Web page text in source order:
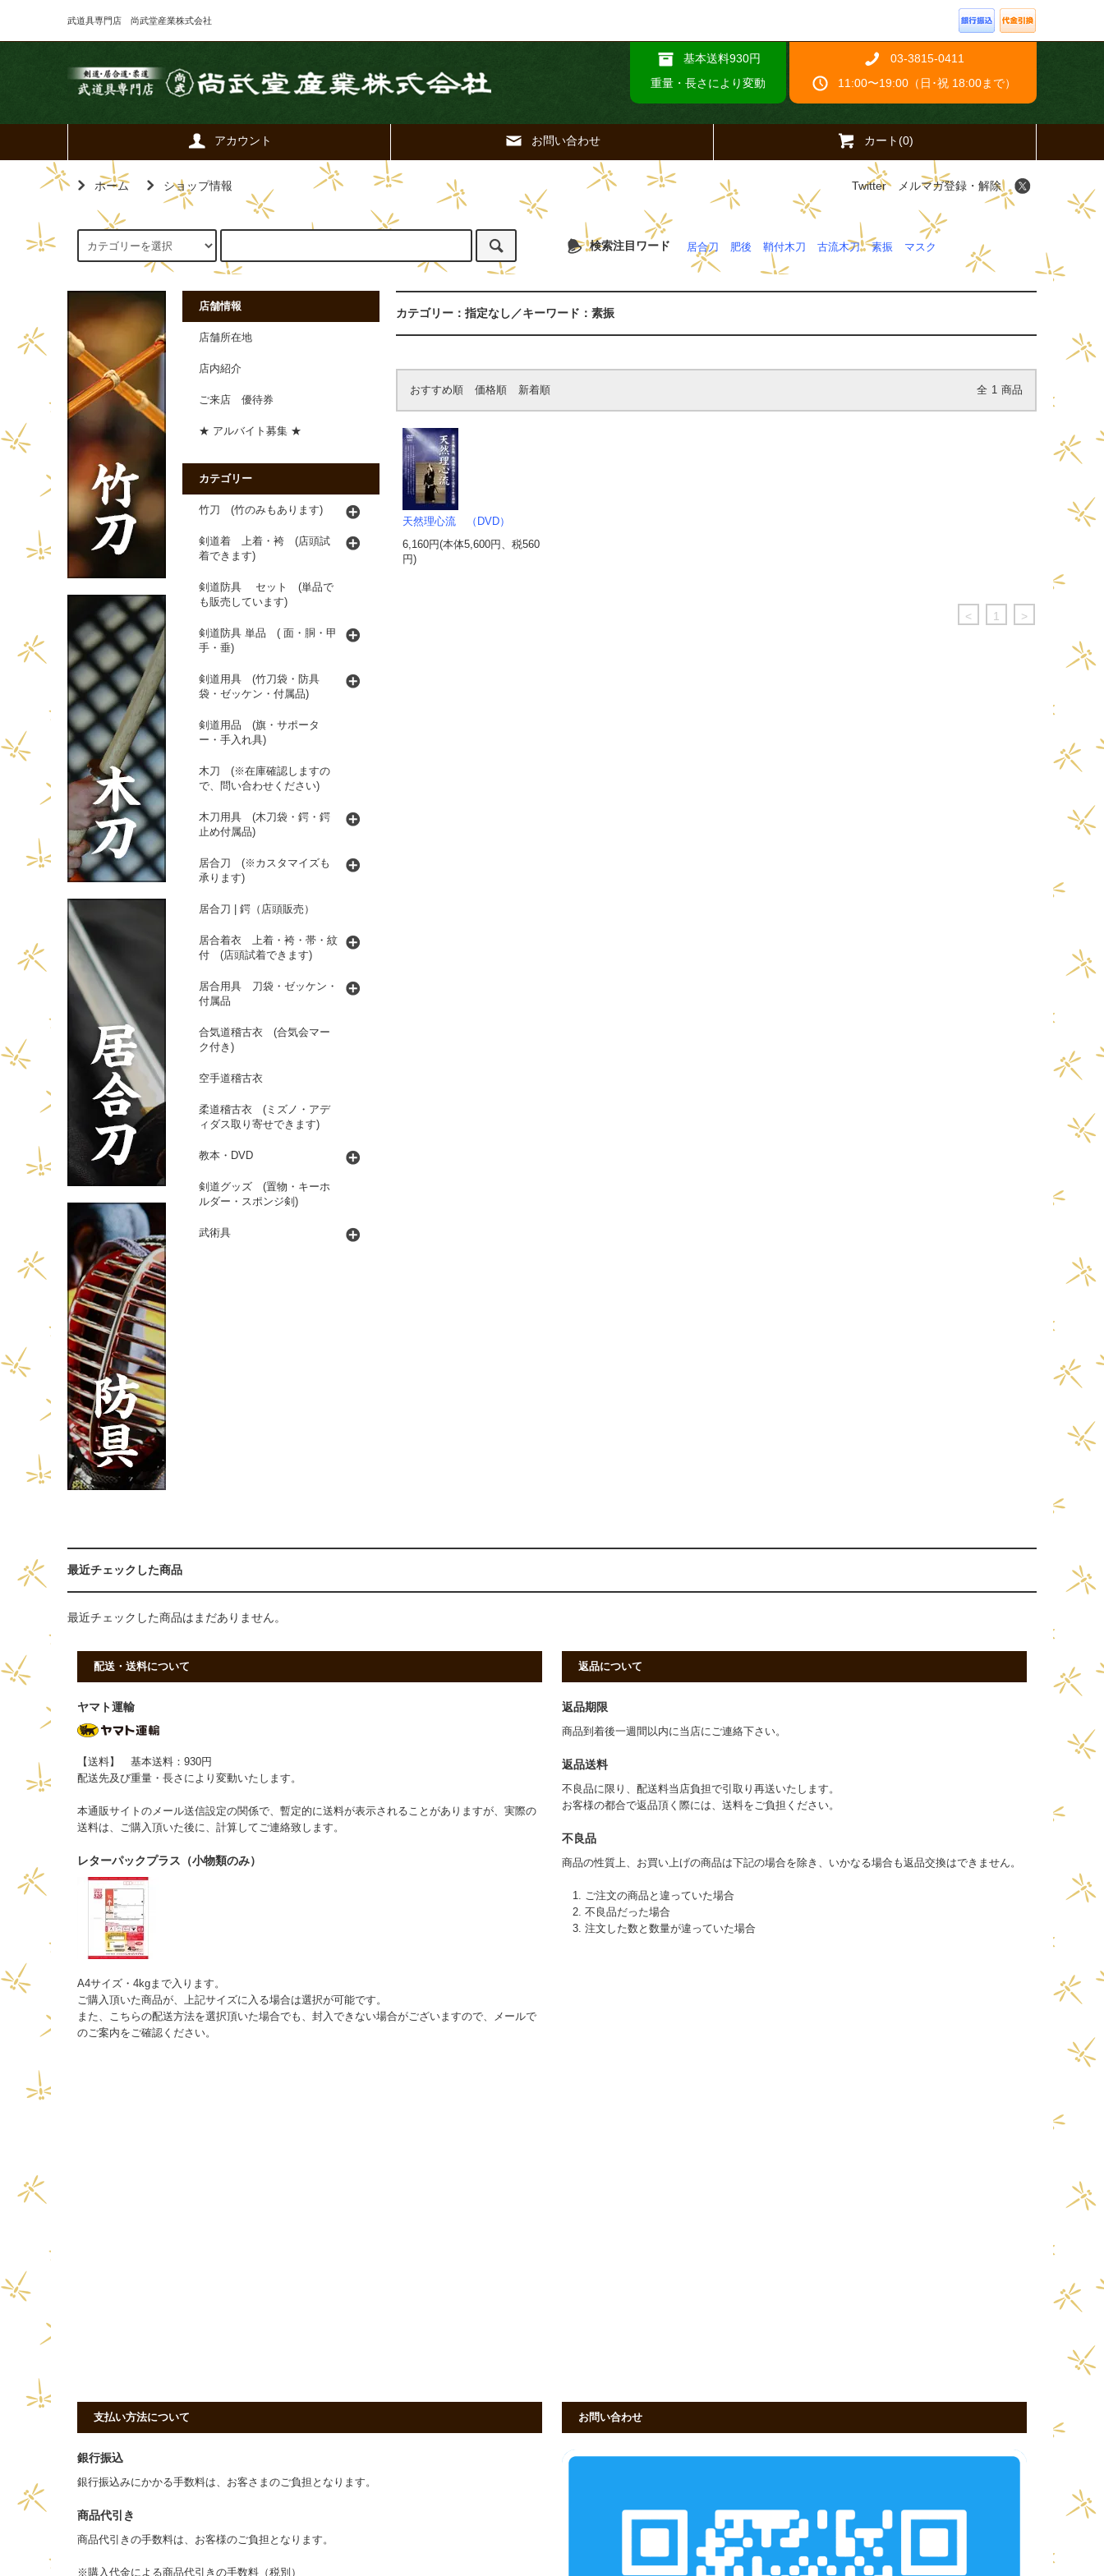
武道具専門店 尚武堂産業株式会社
基本送料930円
重量・長さにより変動
03-3815-0411
11:00〜19:00（日･祝 18:00まで）
アカウント お問い合わせ カート(0)
ホーム ショップ情報 Twitter メルマガ登録・解除
検索注目ワード 居合刀 肥後 鞘付木刀 古流木刀 素振 マスク
カテゴリー：指定なし／キーワード：素振
おすすめ順 価格順 新着順 全 1 商品
天然理心流 （DVD）
6,160円(本体5,600円、税560
円)
< 1 >
店舗情報
店舗所在地
店内紹介
ご来店 優待券
★ アルバイト募集 ★
カテゴリー
竹刀 (竹のみもあります)
剣道着 上着・袴 (店頭試
着できます)
剣道防具 セット (単品で
も販売しています)
剣道防具 単品 ( 面・胴・甲
手・垂)
剣道用具 (竹刀袋・防具
袋・ゼッケン・付属品)
剣道用品 (旗・サポータ
ー・手入れ具)
木刀 (※在庫確認しますの
で、問い合わせください)
木刀用具 (木刀袋・鍔・鍔
止め付属品)
居合刀 (※カスタマイズも
承ります)
居合刀 | 鍔（店頭販売）
居合着衣 上着・袴・帯・紋
付 (店頭試着できます)
居合用具 刀袋・ゼッケン・
付属品
合気道稽古衣 (合気会マー
ク付き)
空手道稽古衣
柔道稽古衣 (ミズノ・アデ
ィダス取り寄せできます)
教本・DVD
剣道グッズ (置物・キーホ
ルダー・スポンジ剣)
武術具
最近チェックした商品
最近チェックした商品はまだありません。
配送・送料について
ヤマト運輸
【送料】 基本送料：930円
配送先及び重量・長さにより変動いたします。
本通販サイトのメール送信設定の関係で、暫定的に送料が表示されることがありますが、実際の
送料は、ご購入頂いた後に、計算してご連絡致します。
レターパックプラス（小物類のみ）
A4サイズ・4kgまで入ります。
ご購入頂いた商品が、上記サイズに入る場合は選択が可能です。
また、こちらの配送方法を選択頂いた場合でも、封入できない場合がございますので、メールで
のご案内をご確認ください。
返品について
返品期限
商品到着後一週間以内に当店にご連絡下さい。
返品送料
不良品に限り、配送料当店負担で引取り再送いたします。
お客様の都合で返品頂く際には、送料をご負担ください。
不良品
商品の性質上、お買い上げの商品は下記の場合を除き、いかなる場合も返品交換はできません。
1. ご注文の商品と違っていた場合
2. 不良品だった場合
3. 注文した数と数量が違っていた場合
支払い方法について
銀行振込
銀行振込みにかかる手数料は、お客さまのご負担となります。
商品代引き
商品代引きの手数料は、お客様のご負担となります。
※購入代金による商品代引きの手数料（税別）
お問い合わせ